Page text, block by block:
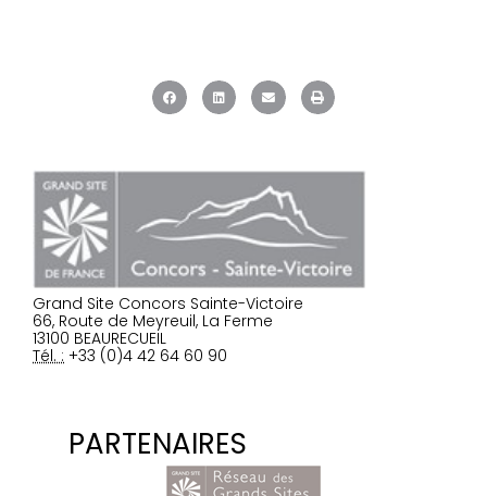
Grand Site Concors Sainte-Victoire
66, Route de Meyreuil, La Ferme
13100 BEAURECUEIL
Tél. : +33 (0)4 42 64 60 90
PARTENAIRES